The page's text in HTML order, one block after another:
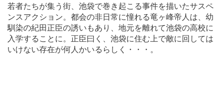
若者たちが集う街、池袋で巻き起こる事件を描いたサスペ
ンスアクション。都会の非日常に憧れる竜ヶ峰帝人は、幼
馴染の紀田正臣の誘いもあり、地元を離れて池袋の高校に
入学することに。正臣曰く、池袋に住む上で敵に回しては
いけない存在が何人かいるらしく・・・。